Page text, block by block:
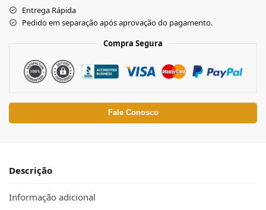
Entrega Rápida
Pedido em separação após aprovação do pagamento.
Compra Segura
Fale Conosco
Descrição
Informação adicional